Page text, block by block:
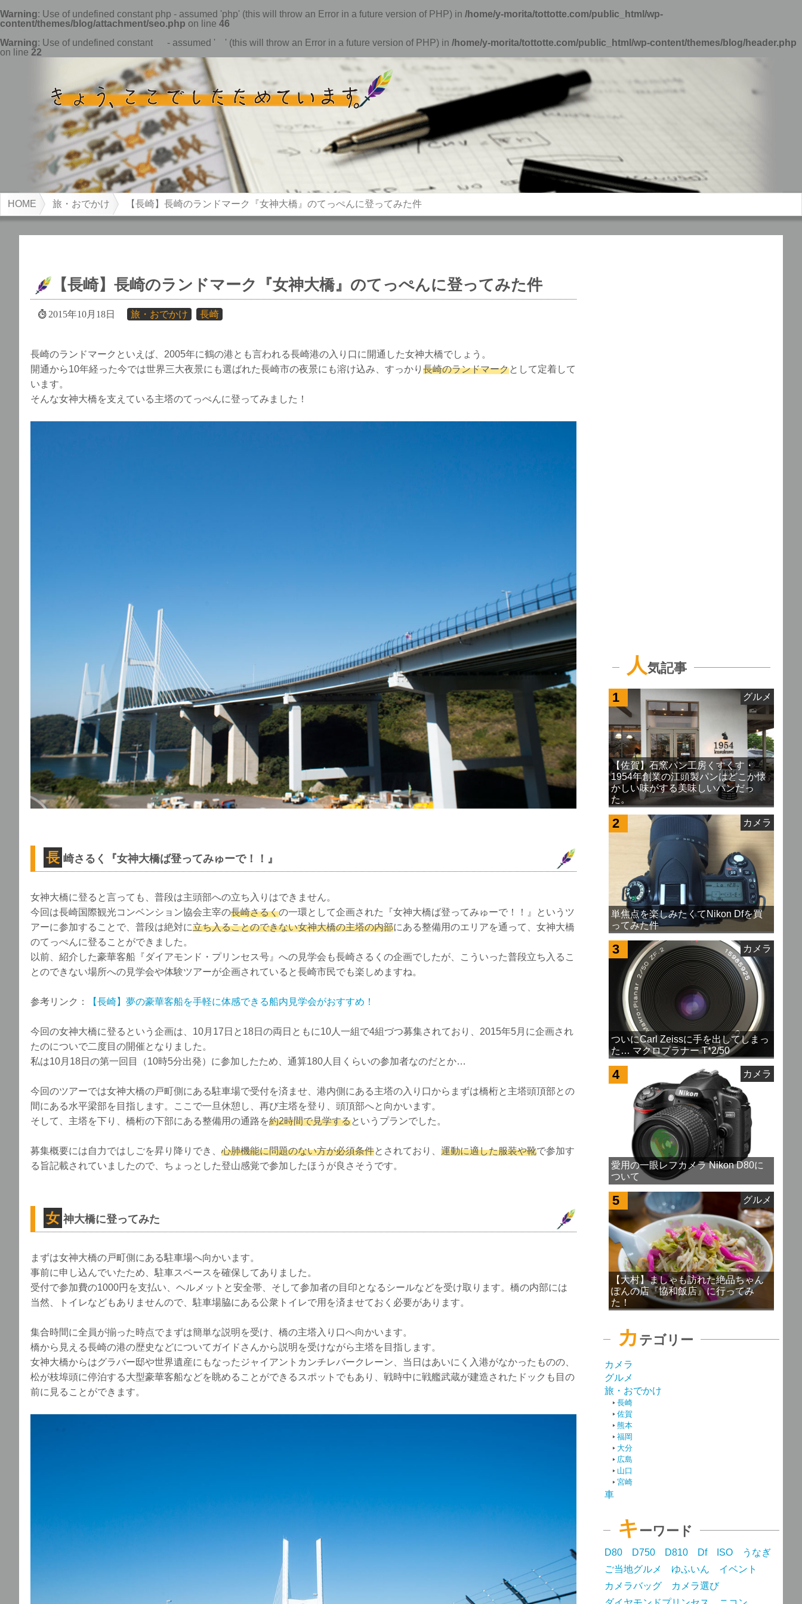
Warning: Use of undefined constant php - assumed 'php' (this will throw an Error in a future version of PHP) in /home/y-morita/tottotte.com/public_html/wp-
content/themes/blog/attachment/seo.php on line 46
Warning: Use of undefined constant - assumed ' ' (this will throw an Error in a future version of PHP) in /home/y-morita/tottotte.com/public_html/wp-content/themes/blog/header.php
on line 22
HOME 旅・おでかけ 【長崎】長崎のランドマーク『女神大橋』のてっぺんに登ってみた件
【長崎】長崎のランドマーク『女神大橋』のてっぺんに登ってみた件
2015年10月18日 旅・おでかけ 長崎
長崎のランドマークといえば、2005年に鶴の港とも言われる長崎港の入り口に開通した女神大橋でしょう。
開通から10年経った今では世界三大夜景にも選ばれた長崎市の夜景にも溶け込み、すっかり 長崎のランドマークとして定着して
います。
そんな女神大橋を支えている主塔のてっぺんに登ってみました！
長 崎さるく『女神大橋ば登ってみゅーで！！』
女神大橋に登ると言っても、普段は主頭部への立ち入りはできません。
今回は長崎国際観光コンベンション協会主宰の長崎さるくの一環として企画された『女神大橋ば登ってみゅーで！！』というツ
アーに参加することで、普段は絶対に立ち入ることのできない女神大橋の主塔の内部にある整備用のエリアを通って、女神大橋
のてっぺんに登ることができました。
以前、紹介した豪華客船『ダイアモンド・プリンセス号』への見学会も長崎さるくの企画でしたが、こういった普段立ち入るこ
とのできない場所への見学会や体験ツアーが企画されていると長崎市民でも楽しめますね。
参考リンク： 【長崎】夢の豪華客船を手軽に体感できる船内見学会がおすすめ！
今回の女神大橋に登るという企画は、10月17日と18日の両日ともに10人一組で4組づつ募集されており、2015年5月に企画され
たのについで二度目の開催となりました。
私は10月18日の第一回目（10時5分出発）に参加したため、通算180人目くらいの参加者なのだとか…
今回のツアーでは女神大橋の戸町側にある駐車場で受付を済ませ、港内側にある主塔の入り口からまずは橋桁と主塔頭頂部との
間にある水平梁部を目指します。ここで一旦休憩し、再び主塔を登り、頭頂部へと向かいます。
そして、主塔を下り、橋桁の下部にある整備用の通路を約2時間で見学するというプランでした。
募集概要には自力ではしごを昇り降りでき、 心肺機能に問題のない方が必須条件とされており、 運動に適した服装や靴で参加す
る旨記載されていましたので、ちょっとした登山感覚で参加したほうが良さそうです。
女 神大橋に登ってみた
まずは女神大橋の戸町側にある駐車場へ向かいます。
事前に申し込んでいたため、駐車スペースを確保してありました。
受付で参加費の1000円を支払い、ヘルメットと安全帯、そして参加者の目印となるシールなどを受け取ります。橋の内部には
当然、トイレなどもありませんので、駐車場脇にある公衆トイレで用を済ませておく必要があります。
集合時間に全員が揃った時点でまずは簡単な説明を受け、橋の主塔入り口へ向かいます。
橋から見える長崎の港の歴史などについてガイドさんから説明を受けながら主塔を目指します。
女神大橋からはグラバー邸や世界遺産にもなったジャイアントカンチレバークレーン、当日はあいにく入港がなかったものの、
松が枝埠頭に停泊する大型豪華客船などを眺めることができるスポットでもあり、戦時中に戦艦武蔵が建造されたドックも目の
前に見ることができます。
人気記事
1
グルメ
【佐賀】石窯パン工房くすくす・
1954年創業の江頭製パンはどこか懐
かしい味がする美味しいパンだっ
た。
2 カメラ
単焦点を楽しみたくてNikon Dfを買
ってみた件
3 カメラ
ついにCarl Zeissに手を出してしまっ
た… マクロプラナー T*2/50
4 カメラ
愛用の一眼レフカメラ Nikon D80に
ついて
5 グルメ
【大村】ましゃも訪れた絶品ちゃん
ぽんの店『協和飯店』に行ってみ
た！
カ テゴリー
カメラ
グルメ
旅・おでかけ
長崎
佐賀
熊本
福岡
大分
広島
山口
宮崎
車
キ ーワード
D80 D750 D810 Df ISO
うなぎ
ご当地グルメ
ゆふいん
イベント
カメラバッグ
カメラ選び